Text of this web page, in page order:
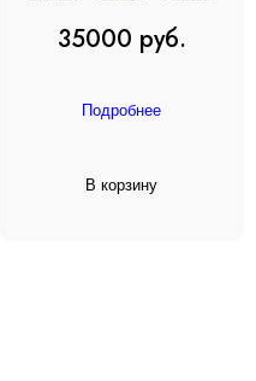
35000 руб.
Подробнее
В корзину